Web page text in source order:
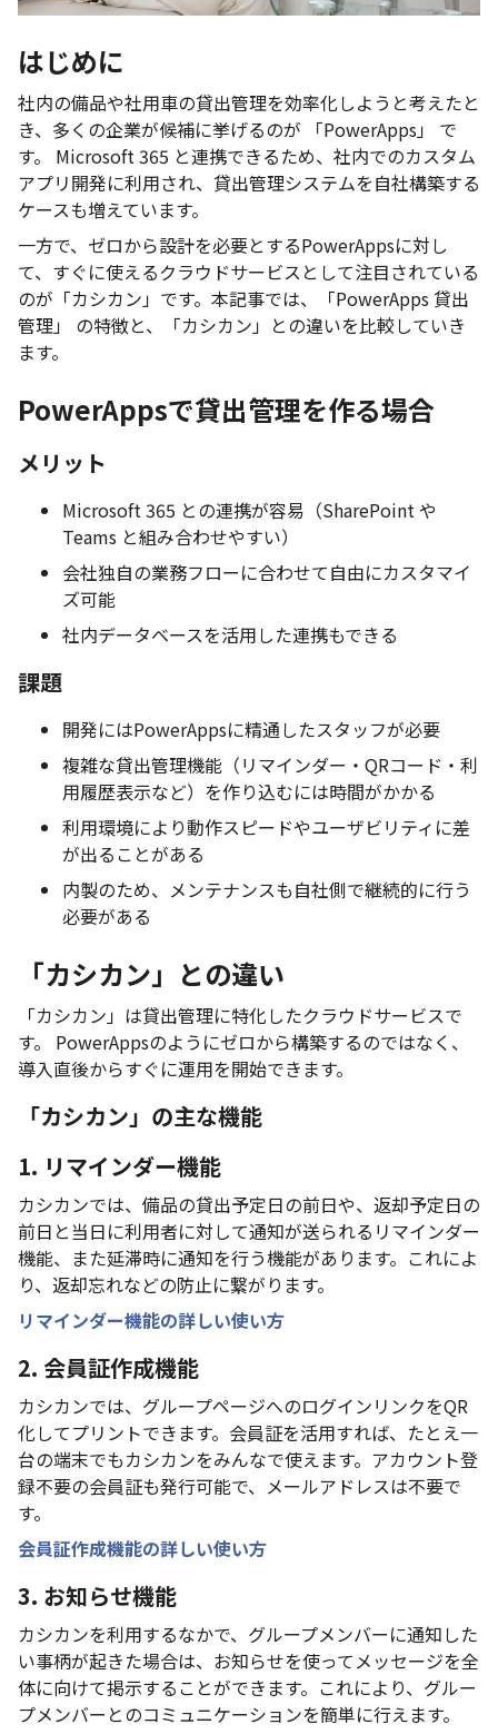
はじめに
社内の備品や社用車の貸出管理を効率化しようと考えたと
き、多くの企業が候補に挙げるのが 「PowerApps」 で
す。 Microsoft 365 と連携できるため、社内でのカスタム
アプリ開発に利用され、貸出管理システムを自社構築する
ケースも増えています。
一方で、ゼロから設計を必要とするPowerAppsに対し
て、すぐに使えるクラウドサービスとして注目されている
のが「カシカン」です。本記事では、「PowerApps 貸出
管理」 の特徴と、「カシカン」との違いを比較していき
ます。
PowerAppsで貸出管理を作る場合
メリット
Microsoft 365 との連携が容易（SharePoint や
Teams と組み合わせやすい）
会社独自の業務フローに合わせて自由にカスタマイ
ズ可能
社内データベースを活用した連携もできる
課題
開発にはPowerAppsに精通したスタッフが必要
複雑な貸出管理機能（リマインダー・QRコード・利
用履歴表示など）を作り込むには時間がかかる
利用環境により動作スピードやユーザビリティに差
が出ることがある
内製のため、メンテナンスも自社側で継続的に行う
必要がある
「カシカン」との違い
「カシカン」は貸出管理に特化したクラウドサービスで
す。 PowerAppsのようにゼロから構築するのではなく、
導入直後からすぐに運用を開始できます。
「カシカン」の主な機能
1. リマインダー機能
カシカンでは、備品の貸出予定日の前日や、返却予定日の
前日と当日に利用者に対して通知が送られるリマインダー
機能、また延滞時に通知を行う機能があります。これによ
り、返却忘れなどの防止に繋がります。
リマインダー機能の詳しい使い方
2. 会員証作成機能
カシカンでは、グループページへのログインリンクをQR
化してプリントできます。会員証を活用すれば、たとえ一
台の端末でもカシカンをみんなで使えます。アカウント登
録不要の会員証も発行可能で、メールアドレスは不要で
す。
会員証作成機能の詳しい使い方
3. お知らせ機能
カシカンを利用するなかで、グループメンバーに通知した
い事柄が起きた場合は、お知らせを使ってメッセージを全
体に向けて掲示することができます。これにより、グルー
プメンバーとのコミュニケーションを簡単に行えます。